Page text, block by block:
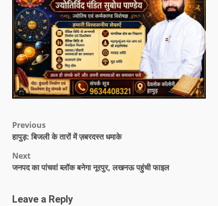
Previous
हापुड़: बिजली के तारों में ज़बरदस्त धमाके
Next
जनपद का पांचवां ब्लॉक बनेगा नूरपुर, लखनऊ पहुंची फाइल
Leave a Reply